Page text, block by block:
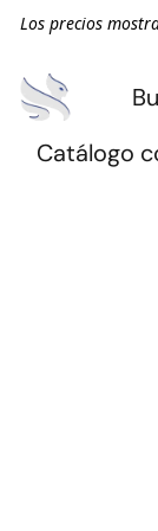
Los precios
Catálogo